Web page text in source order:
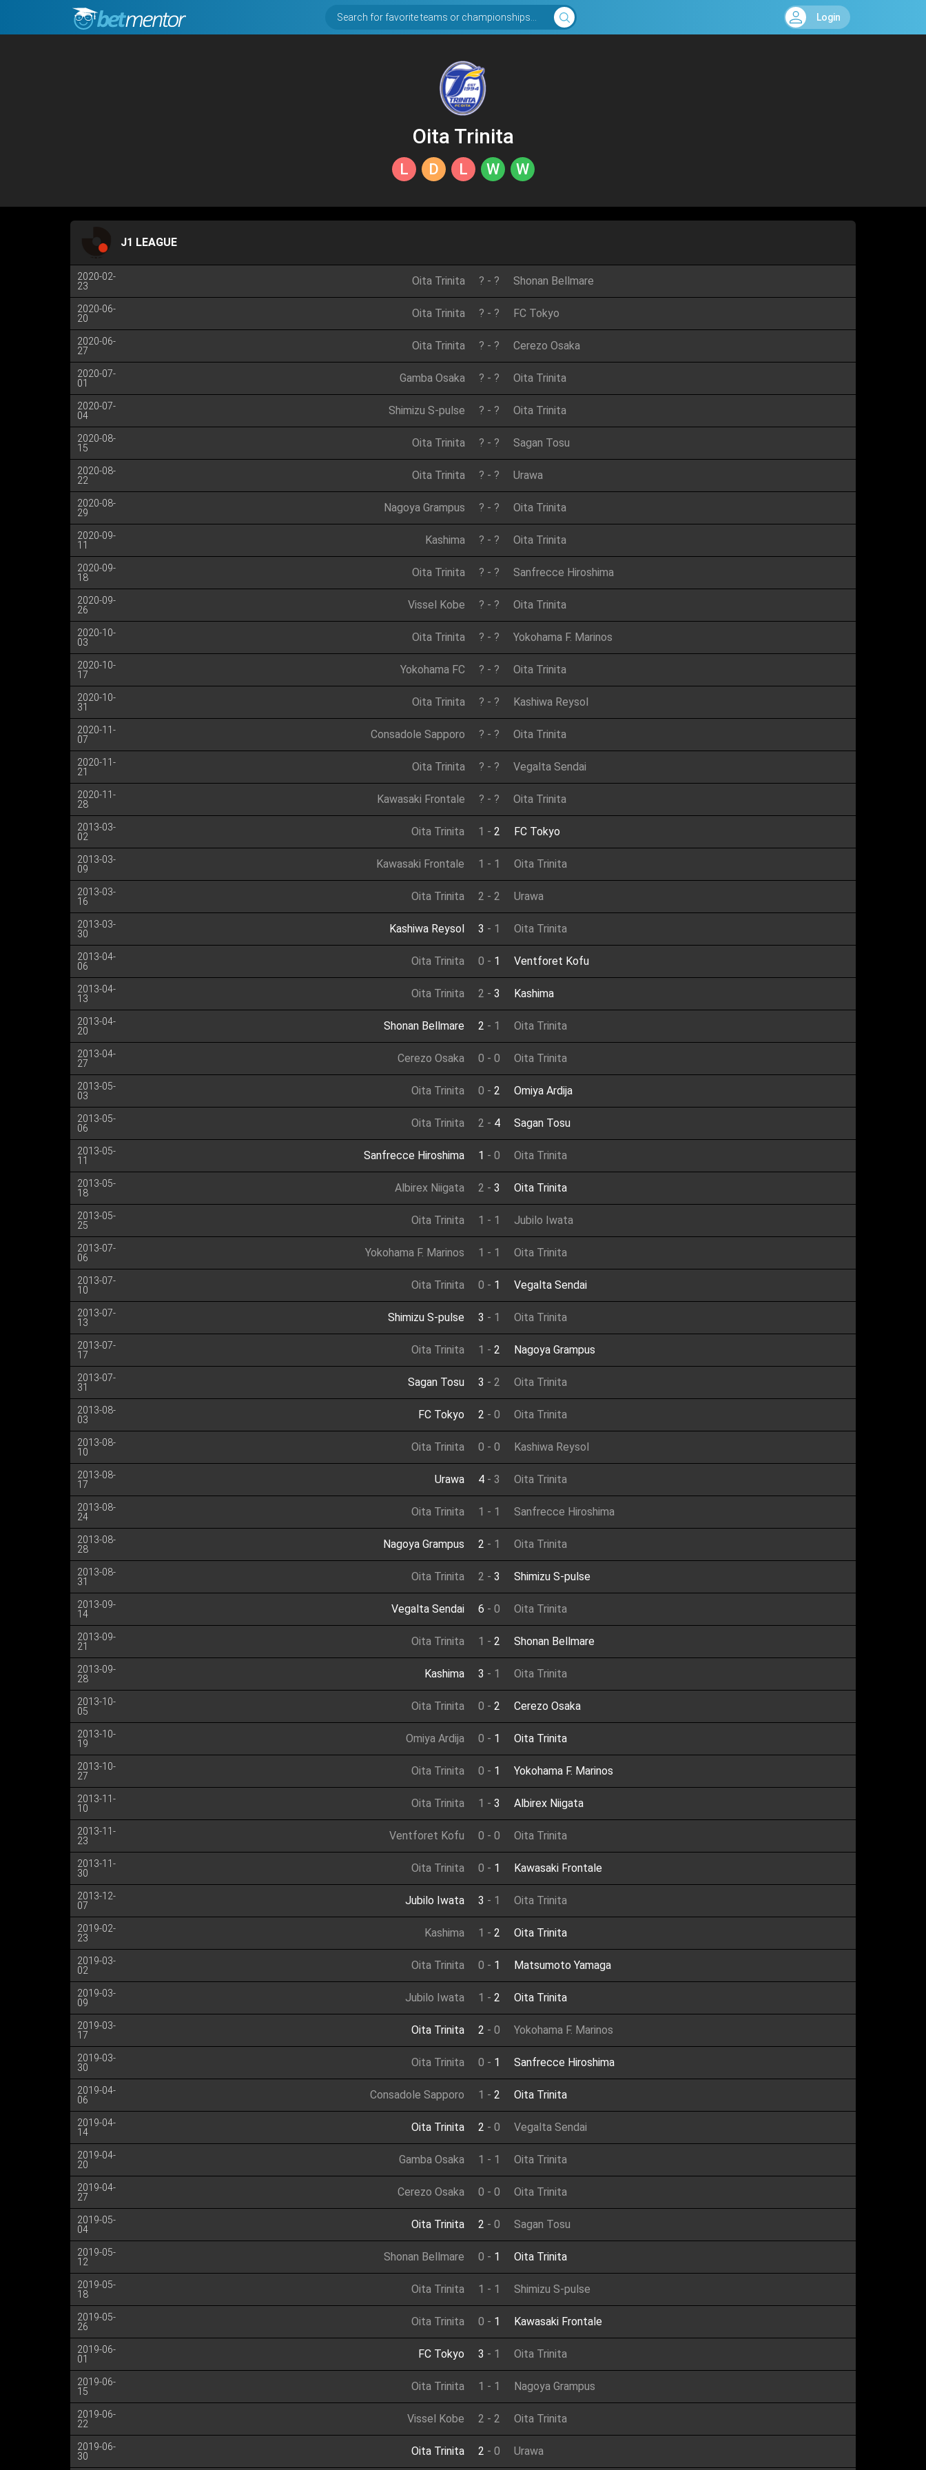
Search for favorite teams or championships... Login
Oita Trinita
L D L W W
J1 LEAGUE
2020-02-
23
Oita Trinita ? - ? Shonan Bellmare
2020-06-
20
Oita Trinita ? - ? FC Tokyo
2020-06-
27
Oita Trinita ? - ? Cerezo Osaka
2020-07-
01
Gamba Osaka ? - ? Oita Trinita
2020-07-
04
Shimizu S-pulse ? - ? Oita Trinita
2020-08-
15
Oita Trinita ? - ? Sagan Tosu
2020-08-
22
Oita Trinita ? - ? Urawa
2020-08-
29
Nagoya Grampus ? - ? Oita Trinita
2020-09-
11
Kashima ? - ? Oita Trinita
2020-09-
18
Oita Trinita ? - ? Sanfrecce Hiroshima
2020-09-
26
Vissel Kobe ? - ? Oita Trinita
2020-10-
03
Oita Trinita ? - ? Yokohama F. Marinos
2020-10-
17
Yokohama FC ? - ? Oita Trinita
2020-10-
31
Oita Trinita ? - ? Kashiwa Reysol
2020-11-
07
Consadole Sapporo ? - ? Oita Trinita
2020-11-
21
Oita Trinita ? - ? Vegalta Sendai
2020-11-
28
Kawasaki Frontale ? - ? Oita Trinita
2013-03-
02
Oita Trinita 1 - 2 FC Tokyo
2013-03-
09
Kawasaki Frontale 1 - 1 Oita Trinita
2013-03-
16
Oita Trinita 2 - 2 Urawa
2013-03-
30
Kashiwa Reysol 3 - 1 Oita Trinita
2013-04-
06
Oita Trinita 0 - 1 Ventforet Kofu
2013-04-
13
Oita Trinita 2 - 3 Kashima
2013-04-
20
Shonan Bellmare 2 - 1 Oita Trinita
2013-04-
27
Cerezo Osaka 0 - 0 Oita Trinita
2013-05-
03
Oita Trinita 0 - 2 Omiya Ardija
2013-05-
06
Oita Trinita 2 - 4 Sagan Tosu
2013-05-
11
Sanfrecce Hiroshima 1 - 0 Oita Trinita
2013-05-
18
Albirex Niigata 2 - 3 Oita Trinita
2013-05-
25
Oita Trinita 1 - 1 Jubilo Iwata
2013-07-
06
Yokohama F. Marinos 1 - 1 Oita Trinita
2013-07-
10
Oita Trinita 0 - 1 Vegalta Sendai
2013-07-
13
Shimizu S-pulse 3 - 1 Oita Trinita
2013-07-
17
Oita Trinita 1 - 2 Nagoya Grampus
2013-07-
31
Sagan Tosu 3 - 2 Oita Trinita
2013-08-
03
FC Tokyo 2 - 0 Oita Trinita
2013-08-
10
Oita Trinita 0 - 0 Kashiwa Reysol
2013-08-
17
Urawa 4 - 3 Oita Trinita
2013-08-
24
Oita Trinita 1 - 1 Sanfrecce Hiroshima
2013-08-
28
Nagoya Grampus 2 - 1 Oita Trinita
2013-08-
31
Oita Trinita 2 - 3 Shimizu S-pulse
2013-09-
14
Vegalta Sendai 6 - 0 Oita Trinita
2013-09-
21
Oita Trinita 1 - 2 Shonan Bellmare
2013-09-
28
Kashima 3 - 1 Oita Trinita
2013-10-
05
Oita Trinita 0 - 2 Cerezo Osaka
2013-10-
19
Omiya Ardija 0 - 1 Oita Trinita
2013-10-
27
Oita Trinita 0 - 1 Yokohama F. Marinos
2013-11-
10
Oita Trinita 1 - 3 Albirex Niigata
2013-11-
23
Ventforet Kofu 0 - 0 Oita Trinita
2013-11-
30
Oita Trinita 0 - 1 Kawasaki Frontale
2013-12-
07
Jubilo Iwata 3 - 1 Oita Trinita
2019-02-
23
Kashima 1 - 2 Oita Trinita
2019-03-
02
Oita Trinita 0 - 1 Matsumoto Yamaga
2019-03-
09
Jubilo Iwata 1 - 2 Oita Trinita
2019-03-
17
Oita Trinita 2 - 0 Yokohama F. Marinos
2019-03-
30
Oita Trinita 0 - 1 Sanfrecce Hiroshima
2019-04-
06
Consadole Sapporo 1 - 2 Oita Trinita
2019-04-
14
Oita Trinita 2 - 0 Vegalta Sendai
2019-04-
20
Gamba Osaka 1 - 1 Oita Trinita
2019-04-
27
Cerezo Osaka 0 - 0 Oita Trinita
2019-05-
04
Oita Trinita 2 - 0 Sagan Tosu
2019-05-
12
Shonan Bellmare 0 - 1 Oita Trinita
2019-05-
18
Oita Trinita 1 - 1 Shimizu S-pulse
2019-05-
26
Oita Trinita 0 - 1 Kawasaki Frontale
2019-06-
01
FC Tokyo 3 - 1 Oita Trinita
2019-06-
15
Oita Trinita 1 - 1 Nagoya Grampus
2019-06-
22
Vissel Kobe 2 - 2 Oita Trinita
2019-06-
30
Oita Trinita 2 - 0 Urawa